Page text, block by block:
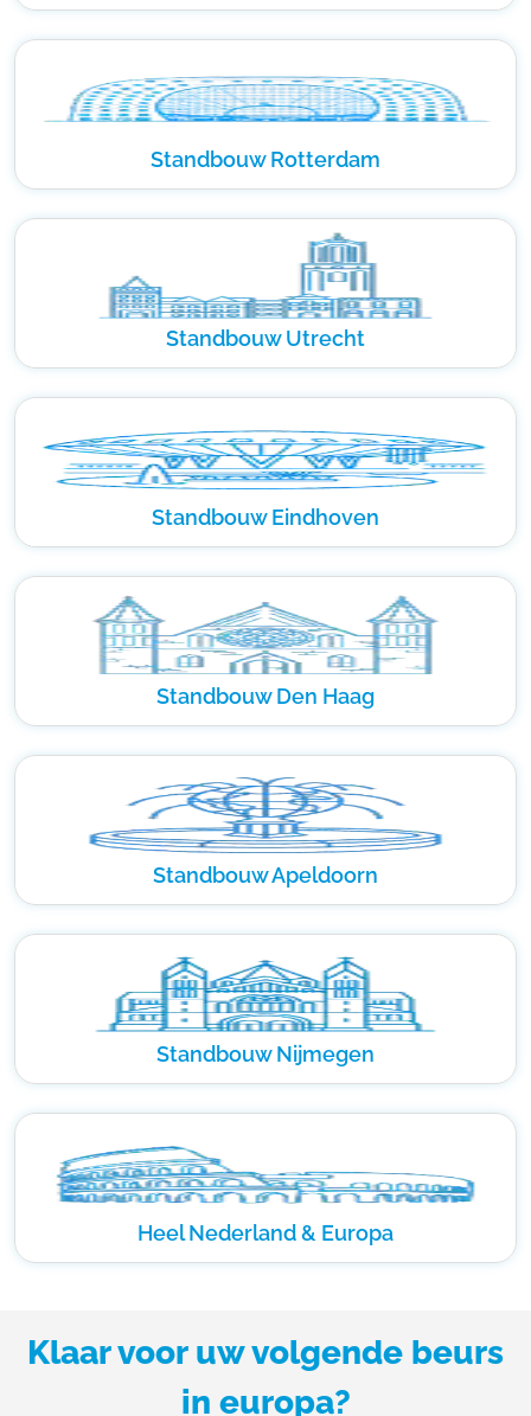
Standbouw Rotterdam
Standbouw Utrecht
Standbouw Eindhoven
Standbouw Den Haag
Standbouw Apeldoorn
Standbouw Nijmegen
Heel Nederland & Europa
Klaar voor uw volgende beurs
in europa?